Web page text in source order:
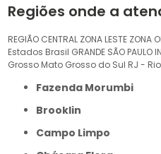
Regiões onde a
REGIÃO CENTRAL ZONA LESTE ZONA
Estados Brasil GRANDE SÃO PAULO
Grosso Mato Grosso do Sul RJ -
Fazenda Morumbi
Brooklin
Campo Limpo